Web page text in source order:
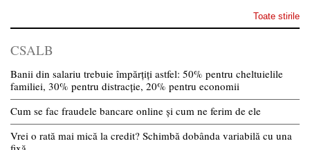
Toate stirile
CSALB
Banii din salariu trebuie împărțiți astfel: 50% pentru cheltuielile
familiei, 30% pentru distracție, 20% pentru economii
Cum se fac fraudele bancare online și cum ne ferim de ele
Vrei o rată mai mică la credit? Schimbă dobânda variabilă cu una